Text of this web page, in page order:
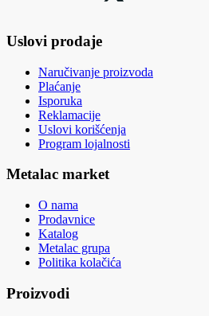
Uslovi prodaje
Naručivanje proizvoda
Plaćanje
Isporuka
Reklamacije
Uslovi korišćenja
Program lojalnosti
Metalac market
O nama
Prodavnice
Katalog
Metalac grupa
Politika kolačića
Proizvodi